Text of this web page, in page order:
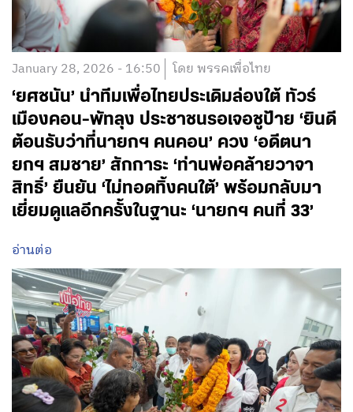
January 28, 2026 - 16:50 โดย พรรคเพื่อไทย
‘ยศชนัน’ นำทีมเพื่อไทยประเดิมล่องใต้ ทัวร์
เมืองคอน-พัทลุง ประชาชนรอเจอชูป้าย ‘ยินดี
ต้อนรับว่าที่นายกฯ คนคอน’ ควง ‘อดีตนา
ยกฯ สมชาย’ สักการะ ‘ท่านพ่อคล้ายวาจา
สิทธิ์’ ยืนยัน ‘ไม่ทอดทิ้งคนใต้’ พร้อมกลับมา
เยี่ยมดูแลอีกครั้งในฐานะ ‘นายกฯ คนที่ 33’
อ่านต่อ